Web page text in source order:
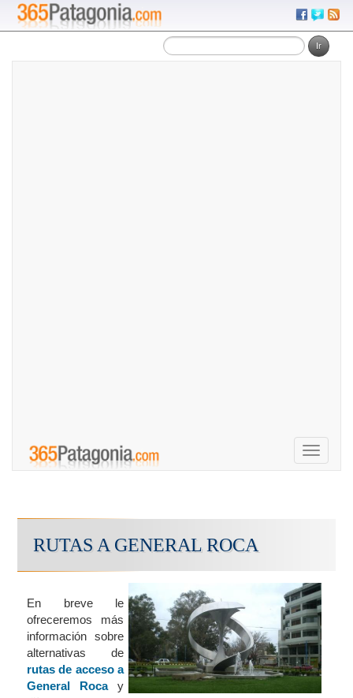
Toggle
RUTAS A GENERAL ROCA
En breve le
ofreceremos más
información sobre
alternativas de
rutas de acceso a
General Rocay